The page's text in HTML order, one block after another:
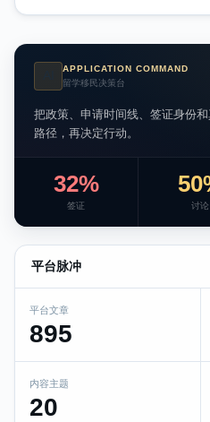
APPLICATION COMMAND
留学移民决策台
把政策、申请时间线、签证身份
路径，再决定行动。
32%
签证 讨论
平台脉冲
平台文章
895
内容主题
20